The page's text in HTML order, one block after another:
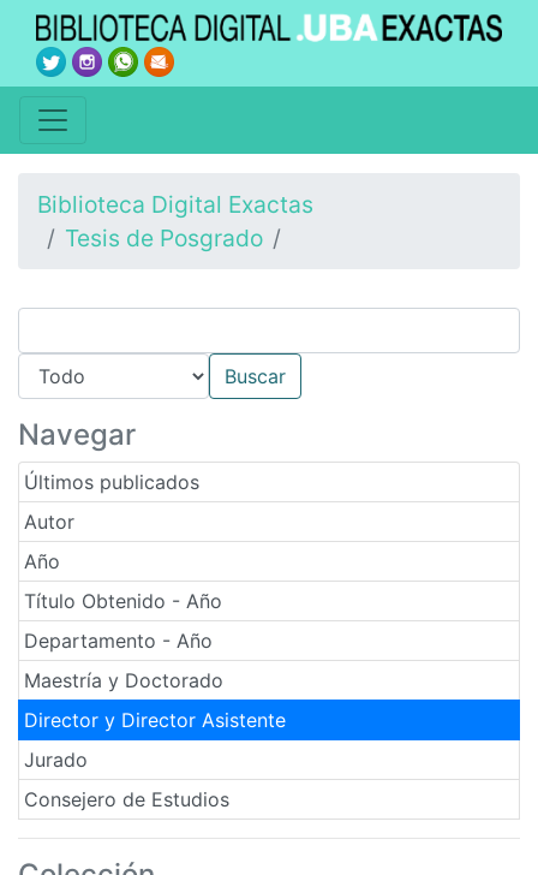
Biblioteca Digital Exactas
Tesis de Posgrado
Navegar
Últimos publicados
Autor
Año
Título Obtenido - Año
Departamento - Año
Maestría y Doctorado
Director y Director Asistente
Jurado
Consejero de Estudios